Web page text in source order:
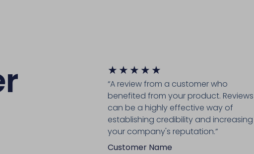
★ ★ ★ ★ ★
“A review from a customer who
benefited from your product. Reviews
can be a highly effective way of
establishing credibility and increasing
your company's reputation.”
Customer Name